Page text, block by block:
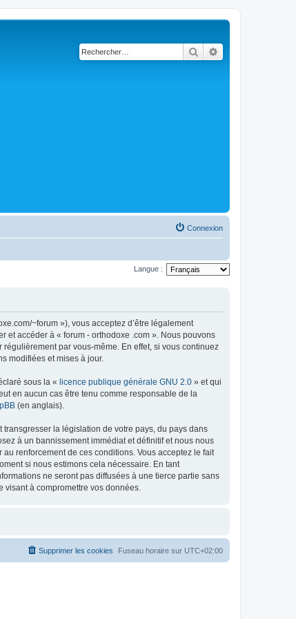
Rechercher
Connexion
Langue :
~forum »), vous acceptez d’être légalement
et accéder à « forum - orthodoxe .com ». Nous pouvons
par vous-même. En effet, si vous continuez
modifiées et mises à jour.
sous la « licence publique générale GNU 2.0 » et qui
en aucun cas être tenu comme responsable de la
(en anglais).
la législation de votre pays, du pays dans
à un bannissement immédiat et définitif et nous nous
au renforcement de ces conditions. Vous acceptez le fait
si nous estimons cela nécessaire. En tant
ne seront pas diffusées à une tierce partie sans
à compromettre vos données.
Fuseau horaire sur UTC+02:00
Supprimer les cookies